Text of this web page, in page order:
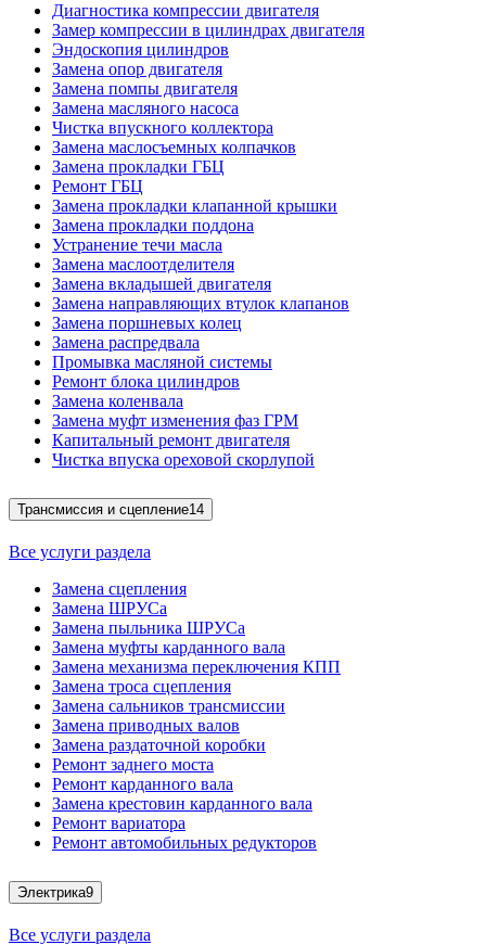
Диагностика компрессии двигателя
Замер компрессии в цилиндрах двигателя
Эндоскопия цилиндров
Замена опор двигателя
Замена помпы двигателя
Замена масляного насоса
Чистка впускного коллектора
Замена маслосъемных колпачков
Замена прокладки ГБЦ
Ремонт ГБЦ
Замена прокладки клапанной крышки
Замена прокладки поддона
Устранение течи масла
Замена маслоотделителя
Замена вкладышей двигателя
Замена направляющих втулок клапанов
Замена поршневых колец
Замена распредвала
Промывка масляной системы
Ремонт блока цилиндров
Замена коленвала
Замена муфт изменения фаз ГРМ
Капитальный ремонт двигателя
Чистка впуска ореховой скорлупой
Трансмиссия и сцепление14
Все услуги раздела
Замена сцепления
Замена ШРУСа
Замена пыльника ШРУСа
Замена муфты карданного вала
Замена механизма переключения КПП
Замена троса сцепления
Замена сальников трансмиссии
Замена приводных валов
Замена раздаточной коробки
Ремонт заднего моста
Ремонт карданного вала
Замена крестовин карданного вала
Ремонт вариатора
Ремонт автомобильных редукторов
Электрика9
Все услуги раздела